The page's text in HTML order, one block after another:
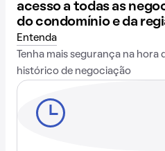
acesso a todas as
do condomínio e da
Entenda
Tenha mais segurança na
histórico de negociação